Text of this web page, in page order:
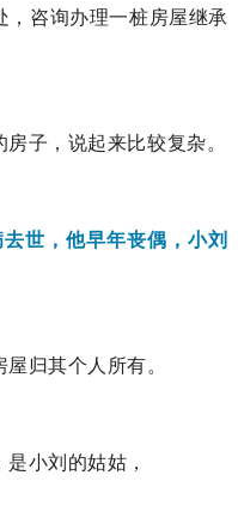
咨询办理一桩房屋继承
子，说起来比较复杂。
世，他早年丧偶，小刘
归其个人所有。
小刘的姑姑，